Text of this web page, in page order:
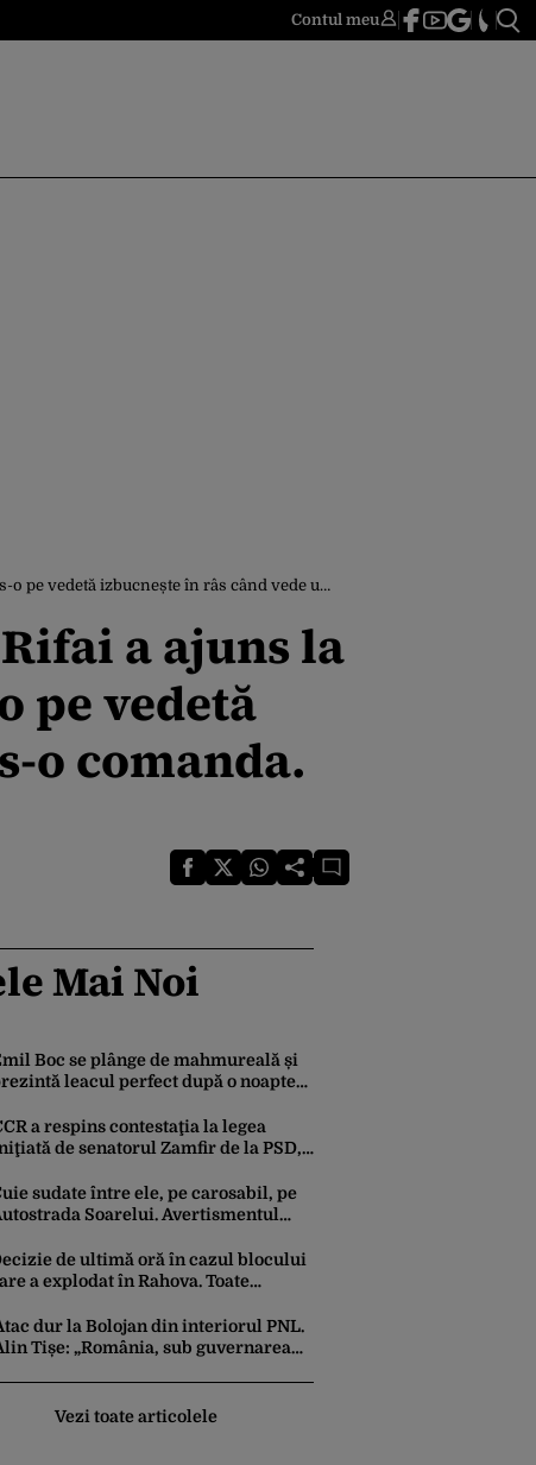
Contul meu
vede unde a dus-o comanda. Gândul prezintă filmul sosirii
a ajuns la
pe vedetă
o comanda.
Mai Noi
Boc se plânge de mahmureală și
leacul perfect după o noapte
a respins contestaţia la legea
de senatorul Zamfir de la PSD,
din zonele protejate
sudate între ele, pe carosabil, pe
Soarelui. Avertismentul
cei care tranzitează A2
de ultimă oră în cazul blocului
a explodat în Rahova. Toate
seismici
dur la Bolojan din interiorul PNL.
Tișe: „România, sub guvernarea
Vezi toate articolele